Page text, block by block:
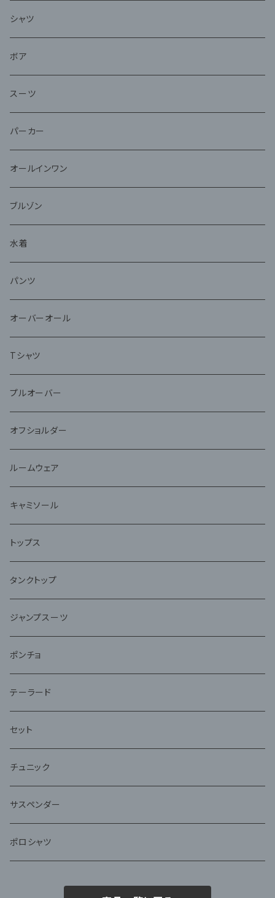
シャツ
ボア
スーツ
パーカー
オールインワン
ブルゾン
水着
パンツ
オーバーオール
Tシャツ
プルオーバー
オフショルダー
ルームウェア
キャミソール
トップス
タンクトップ
ジャンプスーツ
ポンチョ
テーラード
セット
チュニック
サスペンダー
ポロシャツ